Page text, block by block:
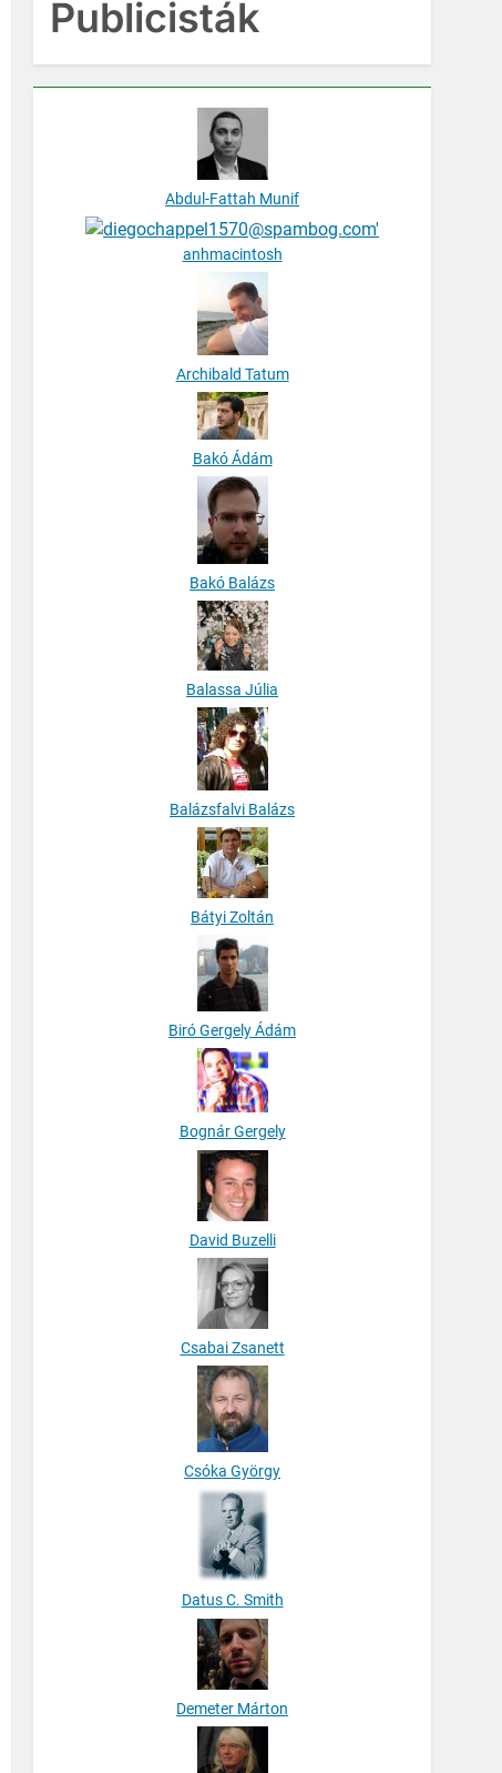
Publicisták
Abdul-Fattah Munif
anhmacintosh
Archibald Tatum
Bakó Ádám
Bakó Balázs
Balassa Júlia
Balázsfalvi Balázs
Bátyi Zoltán
Biró Gergely Ádám
Bognár Gergely
David Buzelli
Csabai Zsanett
Csóka György
Datus C. Smith
Demeter Márton